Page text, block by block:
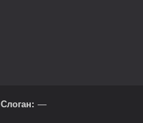
Слоган: —